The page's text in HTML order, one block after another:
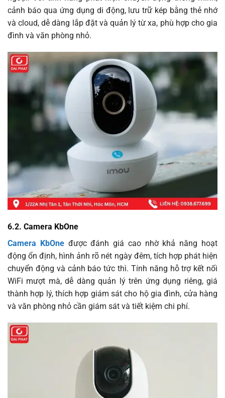
cảnh báo qua ứng dụng di động, lưu trữ kép bằng thẻ nhớ
và cloud, dễ dàng lắp đặt và quản lý từ xa, phù hợp cho gia
đình và văn phòng nhỏ.
6.2. Camera KbOne
Camera KbOneđược đánh giá cao nhờ khả năng hoạt
động ổn định, hình ảnh rõ nét ngày đêm, tích hợp phát hiện
chuyển động và cảnh báo tức thì. Tính năng hỗ trợ kết nối
WiFi mượt mà, dễ dàng quản lý trên ứng dụng riêng, giá
thành hợp lý, thích hợp giám sát cho hộ gia đình, cửa hàng
và văn phòng nhỏ cần giám sát và tiết kiệm chi phí.